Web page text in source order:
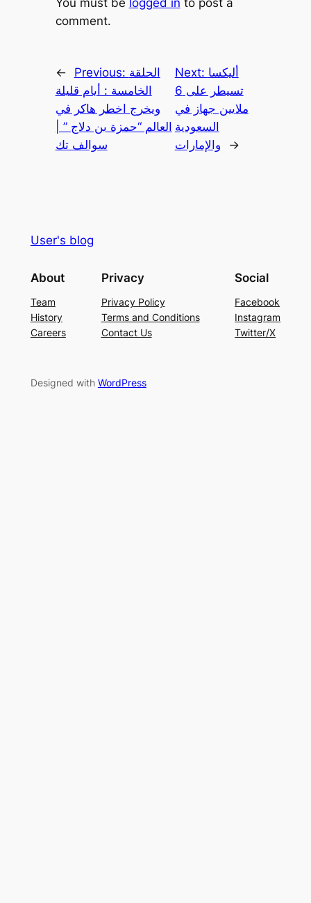
You must be logged in to post a
comment.
← Previous: الحلقة
الخامسة : أيام قليلة
ويخرج اخطر هاكر في
العالم “حمزة بن دلاج ” |
سوالف تك
Next: أليكسا
تسيطر على 6
ملايين جهاز في
السعودية
والإمارات
→
User's blog
About
Team
History
Careers
Privacy
Privacy Policy
Terms and Conditions
Contact Us
Social
Facebook
Instagram
Twitter/X
Designed with WordPress